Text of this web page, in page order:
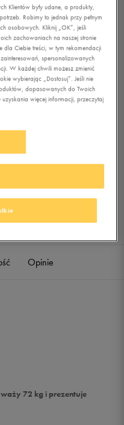
Opinie
72 kg i prezentuje
Klientów były udane, a produkty,
Robimy to jednak przy pełnym
osobowych. Kliknij „OK”, jeśli
zachowaniach na naszej stronie
Ciebie treści, w tym rekomendacji
spersonalizowanych
W każdej chwili możesz zmienić
wybierając „Dostosuj”. Jeśli nie
dopasowanych do Twoich
więcej informacji, przeczytaj